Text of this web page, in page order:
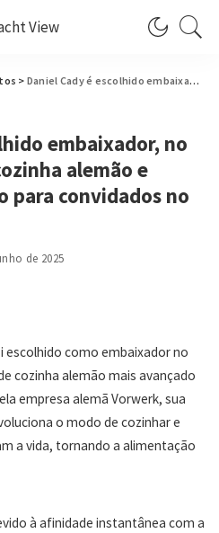
> Daniel Cady é escolhido embaixador, no Brasil, de robô de cozinha alemão e participa de evento para convidados no Hotel Fasano
embaixador, no
alemão e
para convidados no
de 2025
escolhido como embaixador no
cozinha alemão mais avançado
empresa alemã Vorwerk, sua
o modo de cozinhar e
a vida, tornando a alimentação
à afinidade instantânea com a